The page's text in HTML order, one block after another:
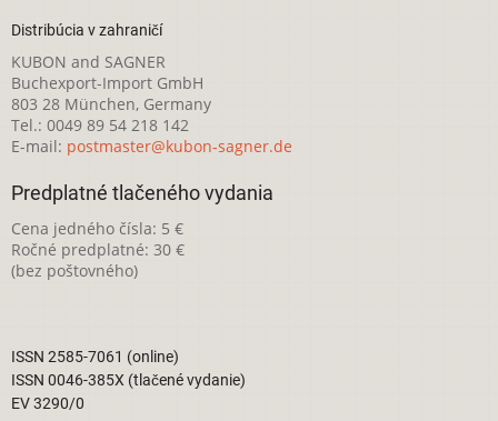
Distribúcia v zahraničí
KUBON and SAGNER
Buchexport-Import GmbH
803 28 München, Germany
Tel.: 0049 89 54 218 142
E-mail: postmaster@kubon-sagner.de
Predplatné tlačeného vydania
Cena jedného čísla: 5 €
Ročné predplatné: 30 €
(bez poštovného)
ISSN 2585-7061 (online)
ISSN 0046-385X (tlačené vydanie)
EV 3290/0